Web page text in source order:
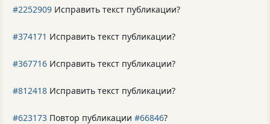
#2252909 Исправить текст публикации?
#374171 Исправить текст публикации?
#367716 Исправить текст публикации?
#812418 Исправить текст публикации?
#623173 Повтор публикации #66846?